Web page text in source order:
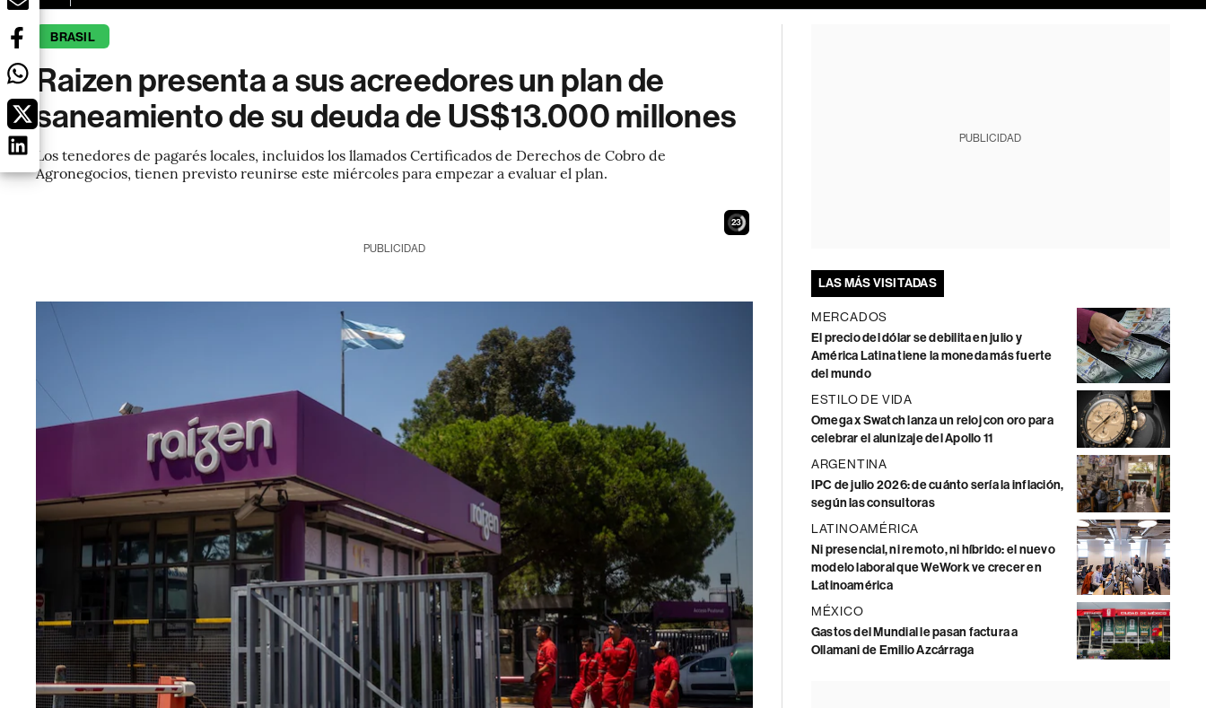
BRASIL
Raizen presenta a sus acreedores un plan de
saneamiento de su deuda de US$13.000 millones
Los tenedores de pagarés locales, incluidos los llamados Certificados de Derechos de Cobro de
Agronegocios, tienen previsto reunirse este miércoles para empezar a evaluar el plan.
21
PUBLICIDAD
PUBLICIDAD
LAS MÁS VISITADAS
MERCADOS
El precio del dólar se debilita en julio y
América Latina tiene la moneda más fuerte
del mundo
ESTILO DE VIDA
Omega x Swatch lanza un reloj con oro para
celebrar el alunizaje del Apollo 11
ARGENTINA
IPC de julio 2026: de cuánto sería la inflación,
según las consultoras
LATINOAMÉRICA
Ni presencial, ni remoto, ni híbrido: el nuevo
modelo laboral que WeWork ve crecer en
Latinoamérica
MÉXICO
Gastos del Mundial le pasan factura a
Ollamani de Emilio Azcárraga